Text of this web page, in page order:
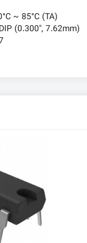
~ 85°C (TA)
(0.300", 7.62mm)